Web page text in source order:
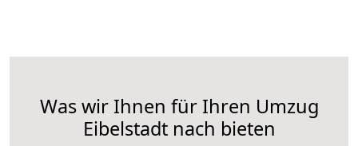
Was wir Ihnen für Ihren Umzug
Eibelstadt nach bieten